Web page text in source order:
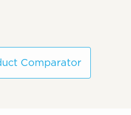
Comparator